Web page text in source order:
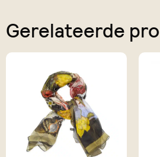
Gerelateerde